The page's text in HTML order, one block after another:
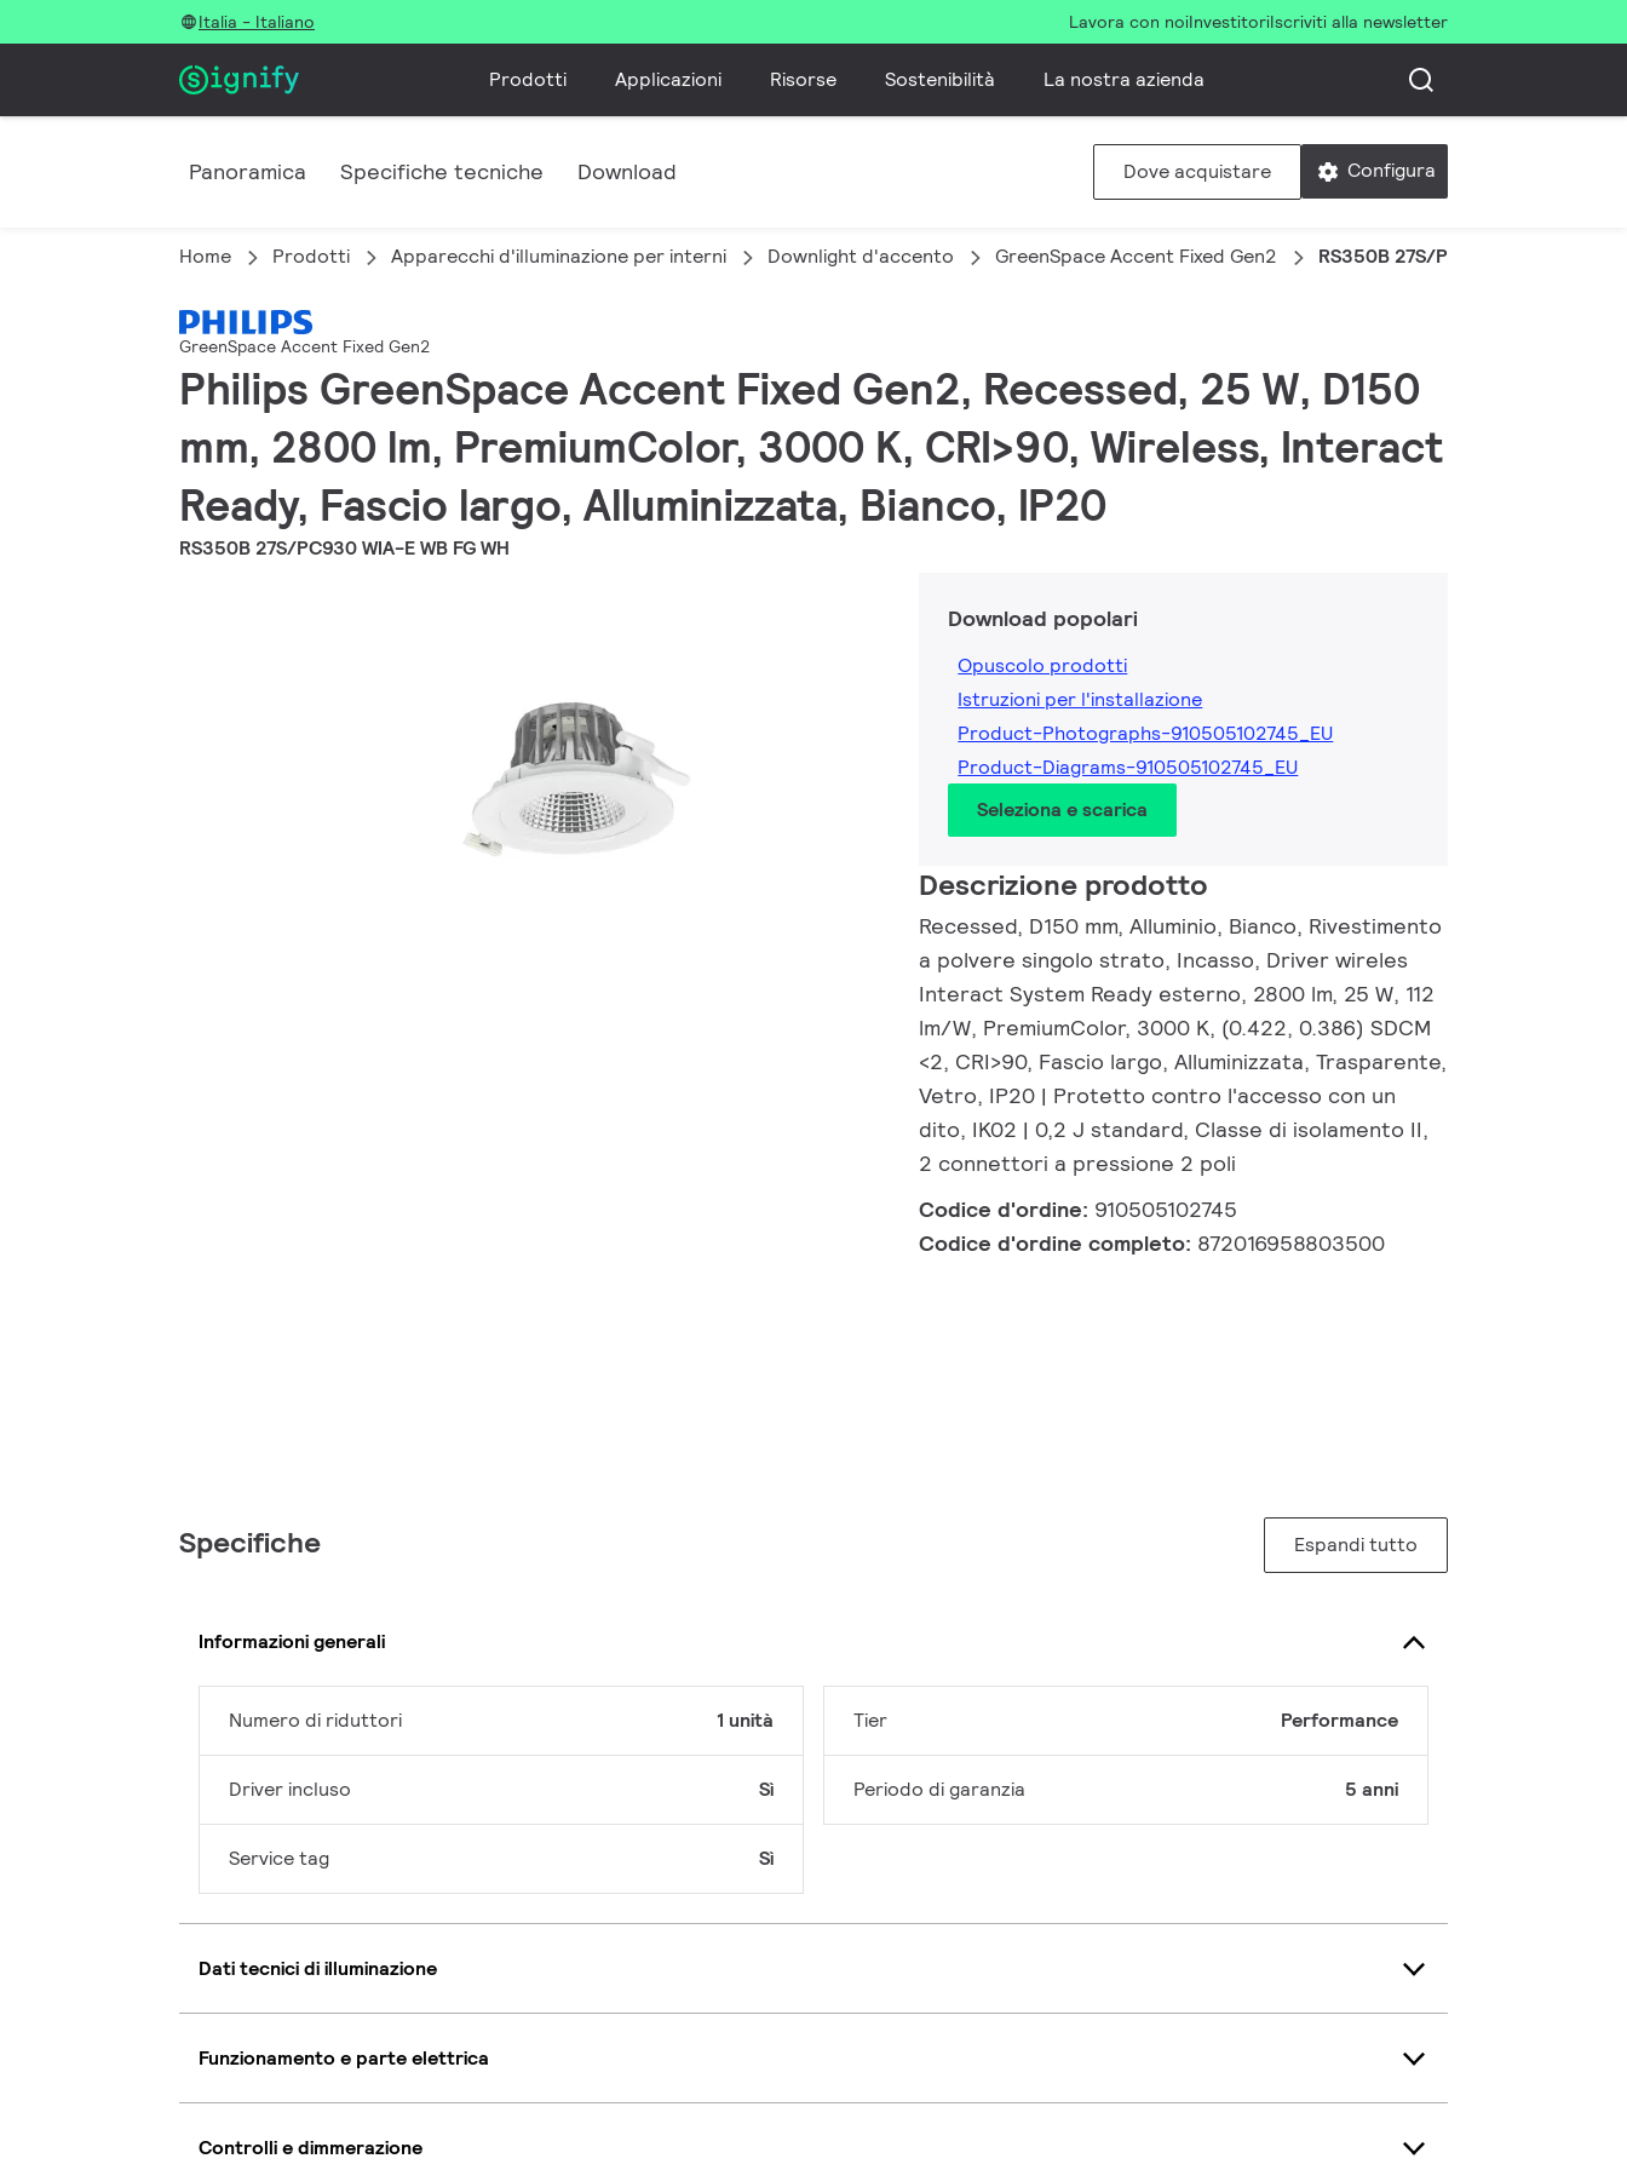
Italia - Italiano Lavora con noiInvestitoriIscriviti alla newsletter
Prodotti Applicazioni Risorse Sostenibilità La nostra azienda
Panoramica Specifiche tecniche Download Dove acquistare Configura
Home Prodotti Apparecchi d'illuminazione per interni Downlight d'accento GreenSpace Accent Fixed Gen2 RS350B 27S/PC930 WIA-E WB FG
GreenSpace Accent Fixed Gen2
Philips GreenSpace Accent Fixed Gen2, Recessed, 25 W, D150
mm, 2800 lm, PremiumColor, 3000 K, CRI>90, Wireless, Interact
Ready, Fascio largo, Alluminizzata, Bianco, IP20
RS350B 27S/PC930 WIA-E WB FG WH
Download popolari
Opuscolo prodotti
Istruzioni per l'installazione
Product-Photographs-910505102745_EU
Product-Diagrams-910505102745_EU
Seleziona e scarica
Descrizione prodotto
Recessed, D150 mm, Alluminio, Bianco, Rivestimento
a polvere singolo strato, Incasso, Driver wireles
Interact System Ready esterno, 2800 lm, 25 W, 112
lm/W, PremiumColor, 3000 K, (0.422, 0.386) SDCM
<2, CRI>90, Fascio largo, Alluminizzata, Trasparente,
Vetro, IP20 | Protetto contro l'accesso con un
dito, IK02 | 0,2 J standard, Classe di isolamento II,
2 connettori a pressione 2 poli
Codice d'ordine: 910505102745
Codice d'ordine completo: 872016958803500
Specifiche Espandi tutto
Informazioni generali
Numero di riduttori 1 unità
Driver incluso Sì
Service tag Sì
Tier Performance
Periodo di garanzia 5 anni
Dati tecnici di illuminazione
Funzionamento e parte elettrica
Controlli e dimmerazione